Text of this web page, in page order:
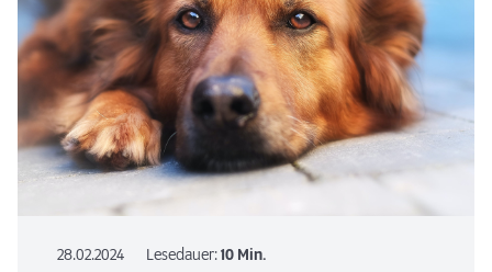
28.02.2024 Lesedauer:10 Min.